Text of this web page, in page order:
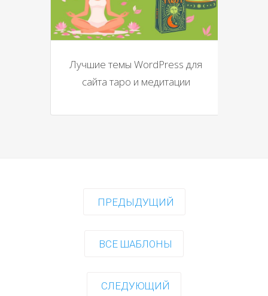
Лучшие темы WordPress для
сайта таро и медитации
ПРЕДЫДУЩИЙ
ВСЕ ШАБЛОНЫ
СЛЕДУЮЩИЙ